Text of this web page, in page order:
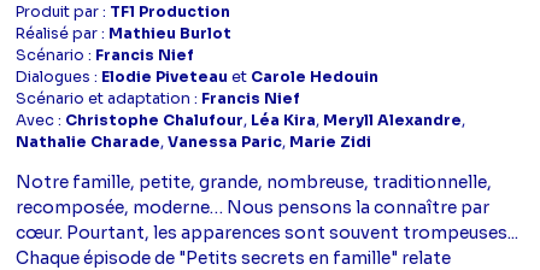
Produit par : TF1 Production
Réalisé par : Mathieu Burlot
Scénario : Francis Nief
Dialogues : Elodie Piveteau et Carole Hedouin
Scénario et adaptation : Francis Nief
Avec : Christophe Chalufour, Léa Kira, Meryll Alexandre,
Nathalie Charade,Vanessa Paric, Marie Zidi
Notre famille, petite, grande, nombreuse, traditionnelle,
recomposée, moderne… Nous pensons la connaître par
cœur. Pourtant, les apparences sont souvent trompeuses...
Chaque épisode de "Petits secrets en famille" relate